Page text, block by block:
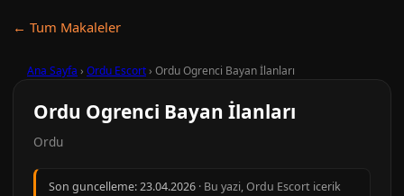
← Tum Makaleler
Ana Sayfa › Ordu Escort› Ordu Ogrenci Bayan İlanları
Ordu Ogrenci Bayan İlanları
Ordu
Son guncelleme:23.04.2026 · Bu yazi, Ordu Escort icerik